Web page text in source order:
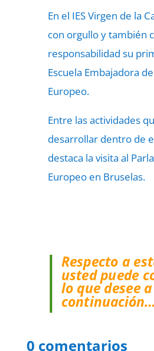
En el IES Virgen de la
con orgullo y también
responsabilidad su
Escuela Embajadora
Europeo.
Entre las actividades
desarrollar dentro de
destaca la visita al
Europeo en Bruselas.
Respecto a
usted puede
lo que desee a
continuación…
0 comentarios